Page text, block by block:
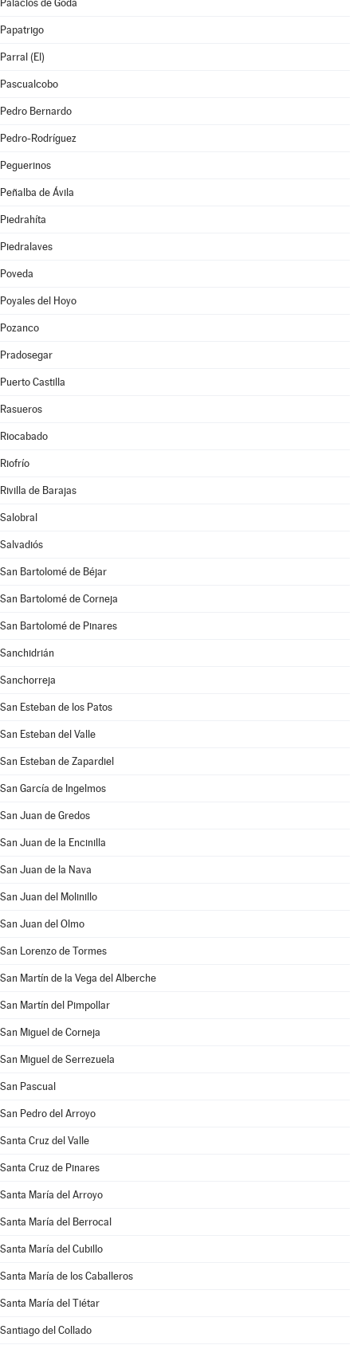
Palacios de Goda
Papatrigo
Parral (El)
Pascualcobo
Pedro Bernardo
Pedro-Rodríguez
Peguerinos
Peñalba de Ávila
Piedrahíta
Piedralaves
Poveda
Poyales del Hoyo
Pozanco
Pradosegar
Puerto Castilla
Rasueros
Riocabado
Riofrío
Rivilla de Barajas
Salobral
Salvadiós
San Bartolomé de Béjar
San Bartolomé de Corneja
San Bartolomé de Pinares
Sanchidrián
Sanchorreja
San Esteban de los Patos
San Esteban del Valle
San Esteban de Zapardiel
San García de Ingelmos
San Juan de Gredos
San Juan de la Encinilla
San Juan de la Nava
San Juan del Molinillo
San Juan del Olmo
San Lorenzo de Tormes
San Martín de la Vega del Alberche
San Martín del Pimpollar
San Miguel de Corneja
San Miguel de Serrezuela
San Pascual
San Pedro del Arroyo
Santa Cruz del Valle
Santa Cruz de Pinares
Santa María del Arroyo
Santa María del Berrocal
Santa María del Cubillo
Santa María de los Caballeros
Santa María del Tiétar
Santiago del Collado